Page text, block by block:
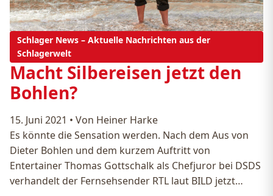
Schlager News – Aktuelle Nachrichten aus der
Schlagerwelt
Macht Silbereisen jetzt den
Bohlen?
15. Juni 2021 • Von Heiner Harke
Es könnte die Sensation werden. Nach dem Aus von
Dieter Bohlen und dem kurzem Auftritt von
Entertainer Thomas Gottschalk als Chefjuror bei DSDS
verhandelt der Fernsehsender RTL laut BILD jetzt…